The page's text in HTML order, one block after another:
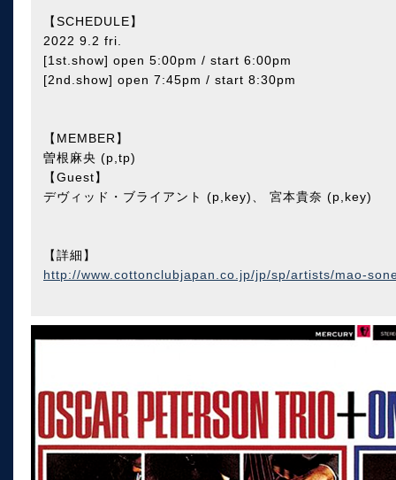
【SCHEDULE】
2022 9.2 fri.
[1st.show] open 5:00pm / start 6:00pm
[2nd.show] open 7:45pm / start 8:30pm
【MEMBER】
曽根麻央 (p,tp)
【Guest】
デヴィッド・ブライアント (p,key)、 宮本貴奈 (p,key)
【詳細】
http://www.cottonclubjapan.co.jp/jp/sp/artists/mao-